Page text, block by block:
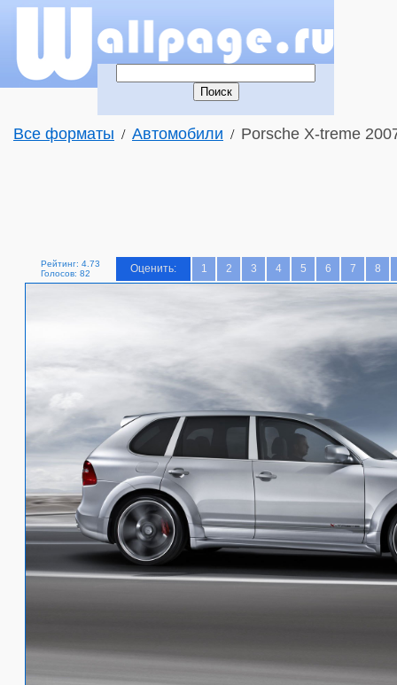
Все форматы / Автомобили / Porsche X-treme
Рейтинг: 4.73
Голосов: 82
Оценить: 1 2 3 4 5 6 7 8